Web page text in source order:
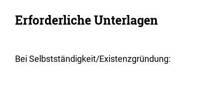
Erforderliche Unterlagen
Bei Selbstständigkeit/Existenzgründung: